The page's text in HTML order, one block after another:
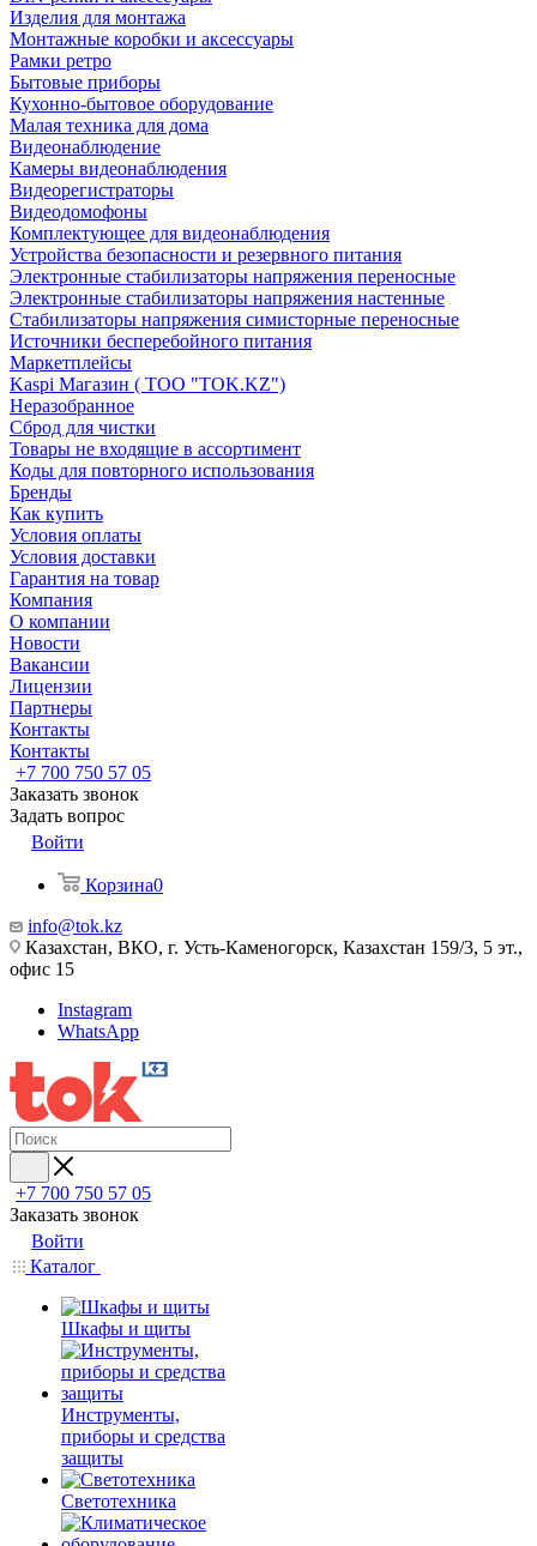
Изделия для монтажа
Монтажные коробки и аксессуары
Рамки ретро
Бытовые приборы
Кухонно-бытовое оборудование
Малая техника для дома
Видеонаблюдение
Камеры видеонаблюдения
Видеорегистраторы
Видеодомофоны
Комплектующее для видеонаблюдения
Устройства безопасности и резервного питания
Электронные стабилизаторы напряжения переносные
Электронные стабилизаторы напряжения настенные
Стабилизаторы напряжения симисторные переносные
Источники бесперебойного питания
Маркетплейсы
Kaspi Магазин ( ТОО "TOK.KZ")
Неразобранное
Сброд для чистки
Товары не входящие в ассортимент
Коды для повторного использования
Бренды
Как купить
Условия оплаты
Условия доставки
Гарантия на товар
Компания
О компании
Новости
Вакансии
Лицензии
Партнеры
Контакты
Контакты
+7 700 750 57 05
Заказать звонок
Задать вопрос
Войти
Корзина0
info@tok.kz
Казахстан, ВКО, г. Усть-Каменогорск, Казахстан 159/3, 5 эт.,
офис 15
Instagram
WhatsApp
+7 700 750 57 05
Заказать звонок
Войти
Каталог
Шкафы и щиты
Инструменты,
приборы и средства
защиты
Светотехника